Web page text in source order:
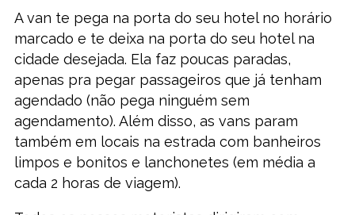
A van te pega na porta do seu hotel no horário
marcado e te deixa na porta do seu hotel na
cidade desejada. Ela faz poucas paradas,
apenas pra pegar passageiros que já tenham
agendado (não pega ninguém sem
agendamento). Além disso, as vans param
também em locais na estrada com banheiros
limpos e bonitos e lanchonetes (em média a
cada 2 horas de viagem).